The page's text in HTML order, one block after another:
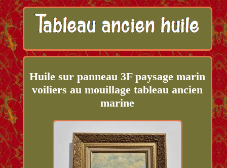
Huile sur panneau 3F paysage marin
voiliers au mouillage tableau ancien
marine